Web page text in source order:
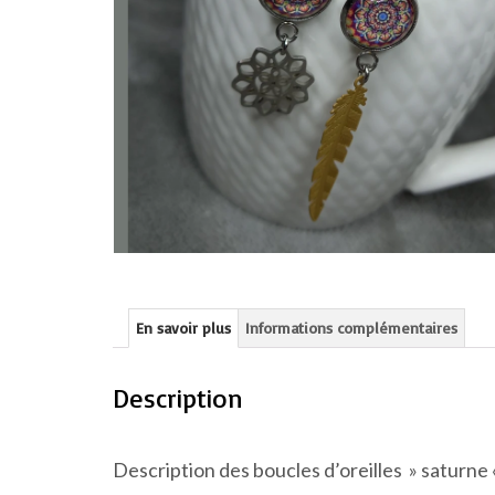
En savoir plus Informations complémentaires
Description
Description des boucles d’oreilles » saturne